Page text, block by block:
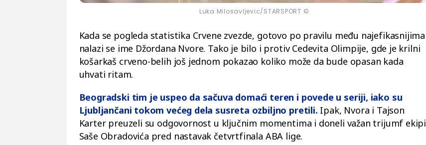
Luka Milosavljevic/STARSPORT ©
Kada se pogleda statistika Crvene zvezde, gotovo po pravilu među najefikasnijima
nalazi se ime Džordana Nvore. Tako je bilo i protiv Cedevita Olimpije, gde je krilni
košarkaš crveno-belih još jednom pokazao koliko može da bude opasan kada
uhvati ritam.
Beogradski tim je uspeo da sačuva domaći teren i povede u seriji, iako su
Ljubljančani tokom većeg dela susreta ozbiljno pretili. Ipak, Nvora i Tajson
Karter preuzeli su odgovornost u ključnim momentima i doneli važan trijumf ekipi
Saše Obradovića pred nastavak četvrtfinala ABA lige.